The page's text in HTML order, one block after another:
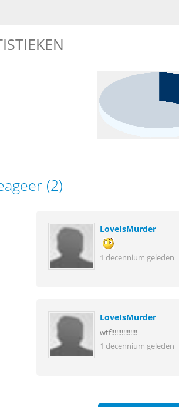
(2)
LoveIsMurder
1 decennium geleden
LoveIsMurder
wtf!!!!!!!!!!!!!!!
1 decennium geleden